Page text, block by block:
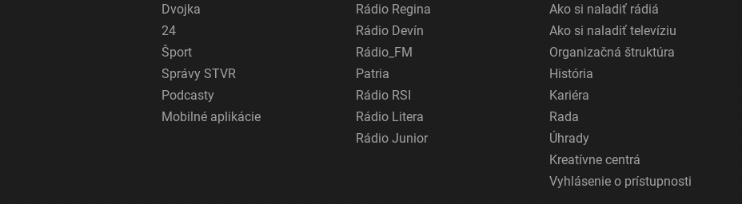
Dvojka
24
Šport
Správy STVR
Podcasty
Mobilné aplikácie
Rádio Regina
Rádio Devín
Rádio_FM
Patria
Rádio RSI
Rádio Litera
Rádio Junior
Ako si naladiť rádiá
Ako si naladiť televíziu
Organizačná štruktúra
História
Kariéra
Rada
Úhrady
Kreatívne centrá
Vyhlásenie o prístupnosti